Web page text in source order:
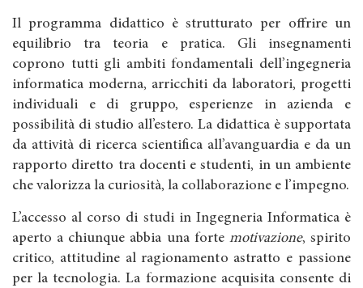
Il programma didattico è strutturato per offrire un
equilibrio tra teoria e pratica. Gli insegnamenti
coprono tutti gli ambiti fondamentali dell’ingegneria
informatica moderna, arricchiti da laboratori, progetti
individuali e di gruppo, esperienze in azienda e
possibilità di studio all’estero. La didattica è supportata
da attività di ricerca scientifica all’avanguardia e da un
rapporto diretto tra docenti e studenti, in un ambiente
che valorizza la curiosità, la collaborazione e l’impegno.
L’accesso al corso di studi in Ingegneria Informatica è
aperto a chiunque abbia una forte motivazione, spirito
critico, attitudine al ragionamento astratto e passione
per la tecnologia. La formazione acquisita consente di